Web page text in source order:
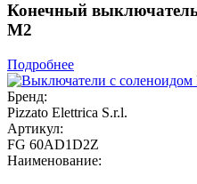
Конечный
M2
Подробнее
Бренд:
Pizzato Elettrica S.r.l.
Артикул:
FG 60AD1D2Z
Наименование: